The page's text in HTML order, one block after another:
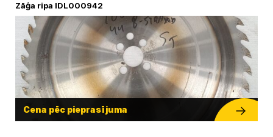
Zāģa ripa IDL000942
Cena pēc pieprasījuma